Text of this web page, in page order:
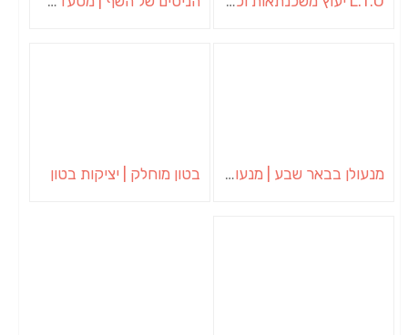
מנעולן בבאר שבע | מנעולן באופקים | ויטלי המנעולן בטון מוחלק | יציקות בטון